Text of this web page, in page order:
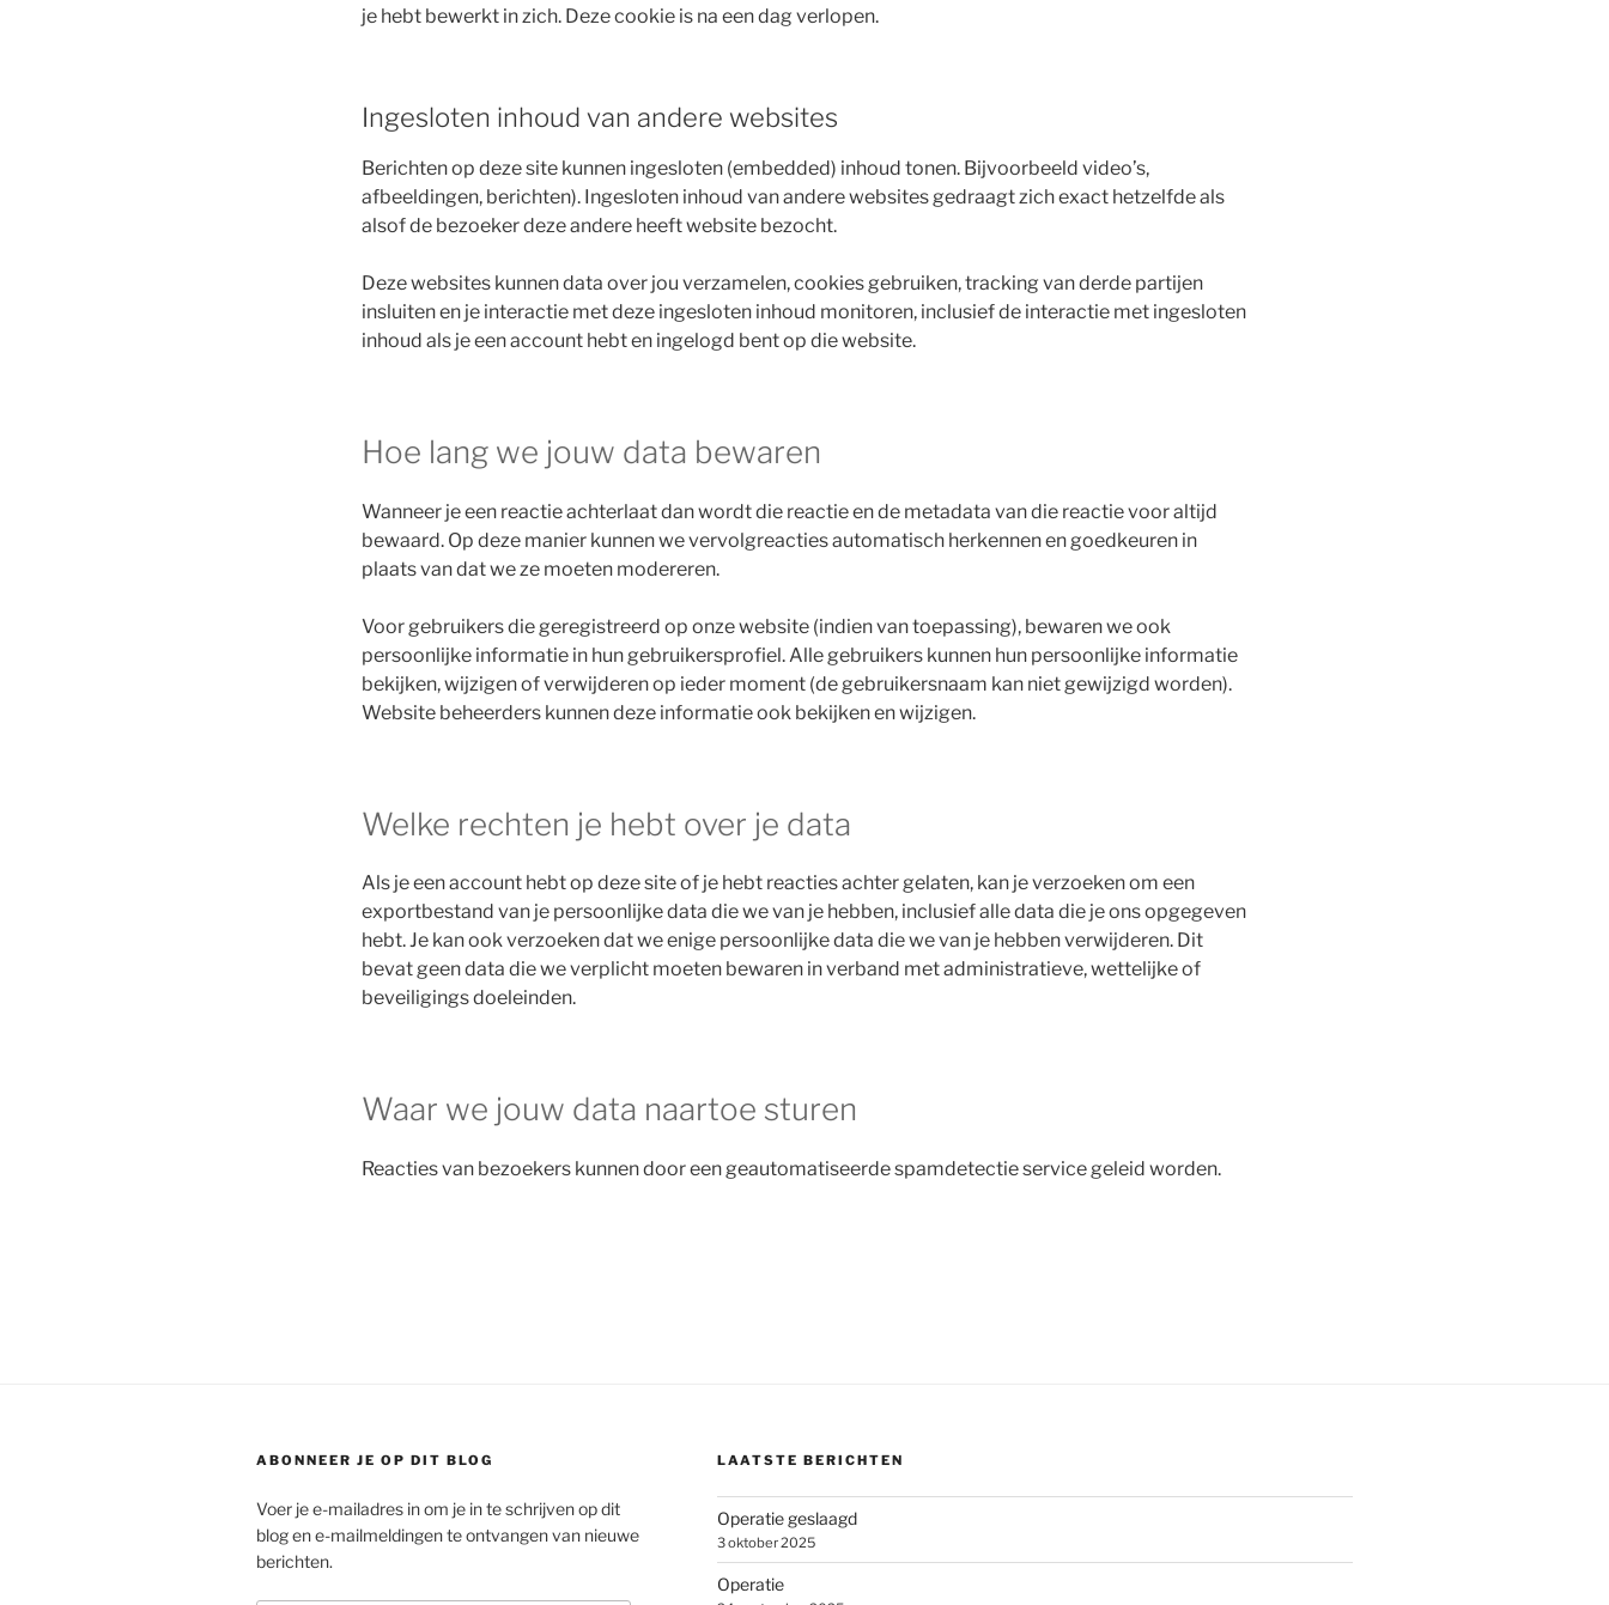
je hebt bewerkt in zich. Deze cookie is na een dag verlopen.
Ingesloten inhoud van andere websites
Berichten op deze site kunnen ingesloten (embedded) inhoud tonen. Bijvoorbeeld video’s,
afbeeldingen, berichten). Ingesloten inhoud van andere websites gedraagt zich exact hetzelfde als
alsof de bezoeker deze andere heeft website bezocht.
Deze websites kunnen data over jou verzamelen, cookies gebruiken, tracking van derde partijen
insluiten en je interactie met deze ingesloten inhoud monitoren, inclusief de interactie met ingesloten
inhoud als je een account hebt en ingelogd bent op die website.
Hoe lang we jouw data bewaren
Wanneer je een reactie achterlaat dan wordt die reactie en de metadata van die reactie voor altijd
bewaard. Op deze manier kunnen we vervolgreacties automatisch herkennen en goedkeuren in
plaats van dat we ze moeten modereren.
Voor gebruikers die geregistreerd op onze website (indien van toepassing), bewaren we ook
persoonlijke informatie in hun gebruikersprofiel. Alle gebruikers kunnen hun persoonlijke informatie
bekijken, wijzigen of verwijderen op ieder moment (de gebruikersnaam kan niet gewijzigd worden).
Website beheerders kunnen deze informatie ook bekijken en wijzigen.
Welke rechten je hebt over je data
Als je een account hebt op deze site of je hebt reacties achter gelaten, kan je verzoeken om een
exportbestand van je persoonlijke data die we van je hebben, inclusief alle data die je ons opgegeven
hebt. Je kan ook verzoeken dat we enige persoonlijke data die we van je hebben verwijderen. Dit
bevat geen data die we verplicht moeten bewaren in verband met administratieve, wettelijke of
beveiligings doeleinden.
Waar we jouw data naartoe sturen
Reacties van bezoekers kunnen door een geautomatiseerde spamdetectie service geleid worden.
ABONNEER JE OP DIT BLOG
Voer je e-mailadres in om je in te schrijven op dit
blog en e-mailmeldingen te ontvangen van nieuwe
berichten.
LAATSTE BERICHTEN
Operatie geslaagd
3 oktober 2025
Operatie